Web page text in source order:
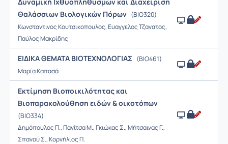
Θαλάσσιων Βιολογικών Πόρων (BIO320)
Κωνσταντινος Κουτσικοπουλος, Ευαγγελος Τζανατος,
Παύλος Μακρίδης
ΕΙΔΙΚΑ ΘΕΜΑΤΑ ΒΙΟΤΕΧΝΟΛΟΓΙΑΣ (BIO461)
Μαρία Καπασά
Εκτίμηση Βιοποικιλότητας και
Βιοπαρακολούθηση ειδών & οικοτόπων
(BIO334)
Δημόπουλος Π., Πανίτσα Μ., Γκιώκας Σ., Μήτσαινας Γ.,
Σπανού Σ., Κορνήλιος Π.